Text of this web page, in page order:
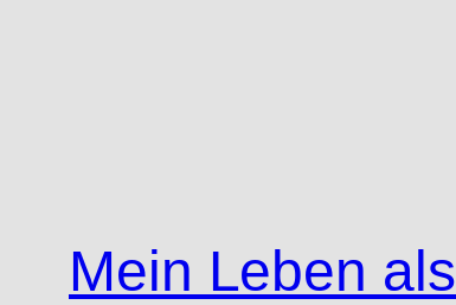
Mein Leben